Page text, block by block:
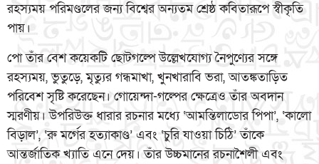
রহস্যময় পরিমণ্ডলের জন্য বিশ্বের অন্যতম শ্রেষ্ঠ কবিতারূপে স্বীকৃতি
পায়।
পো তাঁর বেশ কয়েকটি ছোটগল্পে উল্লেখযোগ্য নৈপুণ্যের সঙ্গে
রহস্যময়, ভুতুড়ে, মৃত্যুর গন্ধমাখা, খুনখারাবি ভরা, আতঙ্কতাড়িত
পরিবেশ সৃষ্টি করেছেন। গোয়েন্দা-গল্পের ক্ষেত্রেও তাঁর অবদান
স্মরণীয়। উপরিউক্ত ধারার রচনার মধ্যে ‘আমন্তিলাডোর পিপা’, ‘কালো
বিড়াল’, ‘রু মর্গের হত্যাকাণ্ড’ এবং ‘চুরি যাওয়া চিঠি’ তাঁকে
আন্তর্জাতিক খ্যাতি এনে দেয়। তাঁর উচ্চমানের রচনাশৈলী এবং